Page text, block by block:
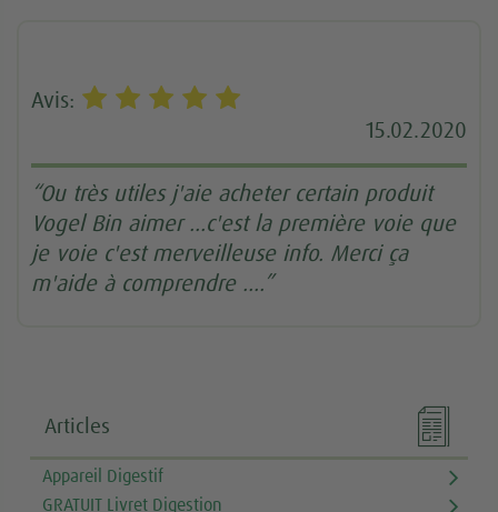
Avis:
15.02.2020
“Ou très utiles j'aie acheter certain produit
Vogel Bin aimer ...c'est la première voie que
je voie c'est merveilleuse info. Merci ça
m'aide à comprendre ....”

Articles
Appareil Digestif
GRATUIT Livret Digestion